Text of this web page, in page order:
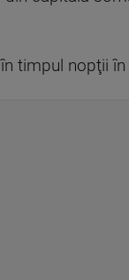
timpul nopţii